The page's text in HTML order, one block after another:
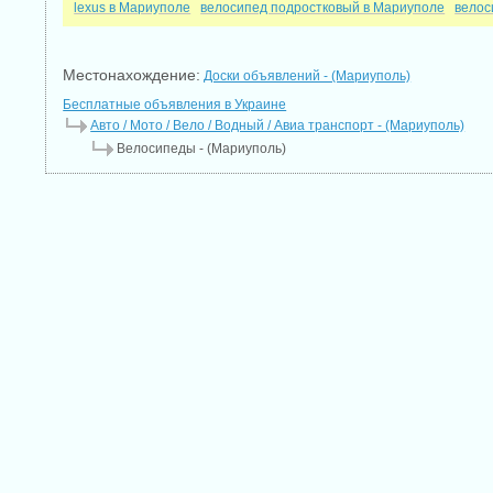
lexus в Мариуполе
велосипед подростковый в Мариуполе
Местонахождение: Доски объявлений - (Мариуполь)
Бесплатные объявления в Украине
Авто / Мото / Вело / Водный / Авиа транспорт - (Мариуполь)
Велосипеды - (Мариуполь)